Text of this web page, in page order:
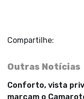
Compartilhe:
Outras Notícias
Conforto, vista
marcam o